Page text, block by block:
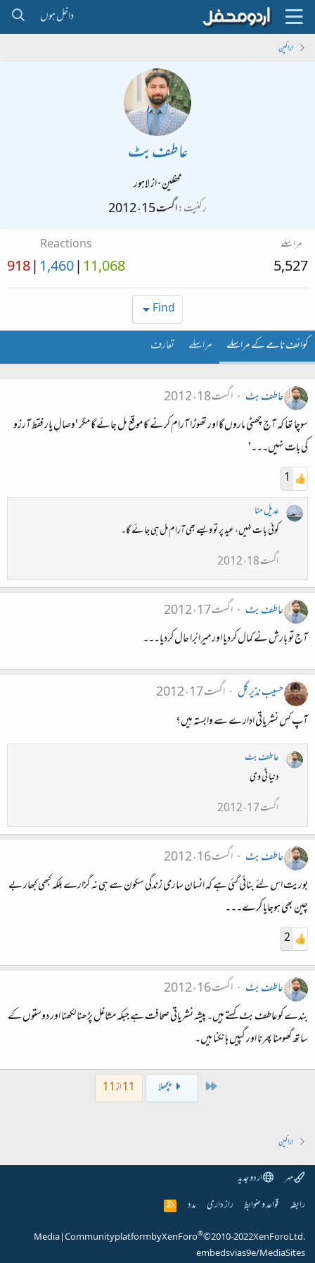
داخل ہوں
اراکین
عاطف بٹ
محفلین·ازلاہور
رکنیت اگست 15، 2012
مراسلے
5,527
Reactions
11,068
1,460
918
Find
کوائف نامے کے مراسلے مراسلے تعارف
عاطف بٹ
اگست 18، 2012
سوچا تھا کہ آج چھٹی ماروں گا اور تھوڑا آرام کرنے کا موقع مل جائے گا مگر 'وصالِ یار فقط آرزو
کی بات نہیں۔۔۔'
1
عدیل منا
کوئی بات نہیں، عید پر تو ویسے بھی آرام مل ہی جائے گا۔
اگست 18، 2012
عاطف بٹ
اگست 17، 2012
آج تو بارش نے کمال کردیا اور میرا بُرا حال کردیا۔۔۔
حسیب نذیر گِل
اگست 17، 2012
آپ کس نشریاتی ادارے سے وابستہ ہیں؟
عاطف بٹ
دنیا ٹی وی
اگست 17، 2012
عاطف بٹ
اگست 16، 2012
بوریت اس لئے بنائی گئی ہے کہ انسان ساری زندگی سکون سے ہی نہ گزارے بلکہ کبھی کبھار بے
چین بھی ہوجایا کرے۔۔۔
2
عاطف بٹ
اگست 16، 2012
بندے کو عاطف بٹ کہتے ہیں۔ پیشہ نشریاتی صحافت ہے جبکہ مشاغل پڑھنا لکھنا اور دوستوں کے
ساتھ گھومنا پھرنا اور گپیں ہانکنا ہیں۔
First پچھلا 11 از 11
اراکین
مہر
اردو جدید
رابطہ قواعد و ضوابط راز داری مدد
R
S
Community platform by XenForo®© 2010-2022 XenForo Ltd.
|
Media
embeds via s9e/MediaSites